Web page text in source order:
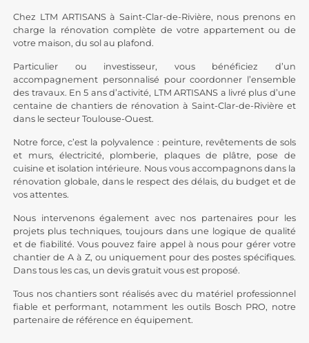
Chez LTM ARTISANS à Saint-Clar-de-Rivière, nous prenons en
charge la rénovation complète de votre appartement ou de
votre maison, du sol au plafond.
Particulier ou investisseur, vous bénéficiez d’un
accompagnement personnalisé pour coordonner l’ensemble
des travaux. En 5 ans d’activité, LTM ARTISANS a livré plus d’une
centaine de chantiers de rénovation à Saint-Clar-de-Rivière et
dans le secteur Toulouse-Ouest.
Notre force, c’est la polyvalence : peinture, revêtements de sols
et murs, électricité, plomberie, plaques de plâtre, pose de
cuisine et isolation intérieure. Nous vous accompagnons dans la
rénovation globale, dans le respect des délais, du budget et de
vos attentes.
Nous intervenons également avec nos partenaires pour les
projets plus techniques, toujours dans une logique de qualité
et de fiabilité. Vous pouvez faire appel à nous pour gérer votre
chantier de A à Z, ou uniquement pour des postes spécifiques.
Dans tous les cas, un devis gratuit vous est proposé.
Tous nos chantiers sont réalisés avec du matériel professionnel
fiable et performant, notamment les outils Bosch PRO, notre
partenaire de référence en équipement.